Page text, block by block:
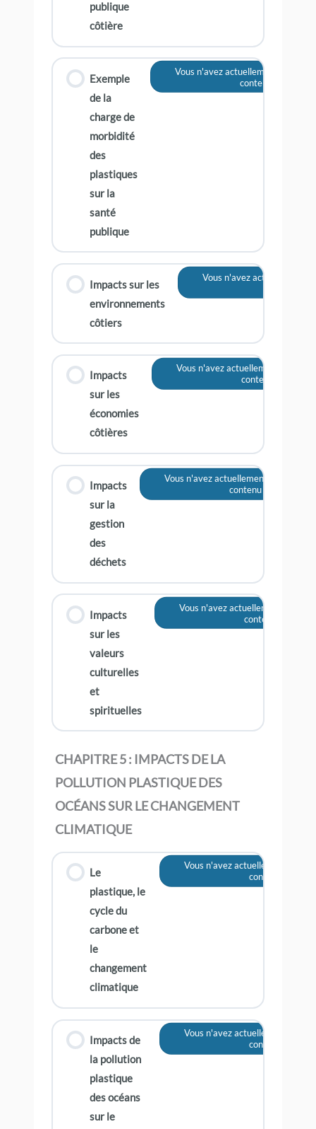
publique
côtière
Exemple
de la
charge de
morbidité
des
plastiques
sur la
santé
publique
Vous n'avez actuellement pas
contenu
Impacts sur les
environnements
côtiers
Vous n'avez actuellement
Impacts
sur les
économies
côtières
Vous n'avez actuellement pas
contenu
Impacts
sur la
gestion
des
déchets
Vous n'avez actuellement pas accès
contenu
Impacts
sur les
valeurs
culturelles
et
spirituelles
Vous n'avez actuellement pas
contenu
CHAPITRE 5 : IMPACTS DE LA
POLLUTION PLASTIQUE DES
OCÉANS SUR LE CHANGEMENT
CLIMATIQUE
Le
plastique, le
cycle du
carbone et
le
changement
climatique
Vous n'avez actuellement pas
contenu
Impacts de
la pollution
plastique
des océans
sur le
Vous n'avez actuellement pas
contenu